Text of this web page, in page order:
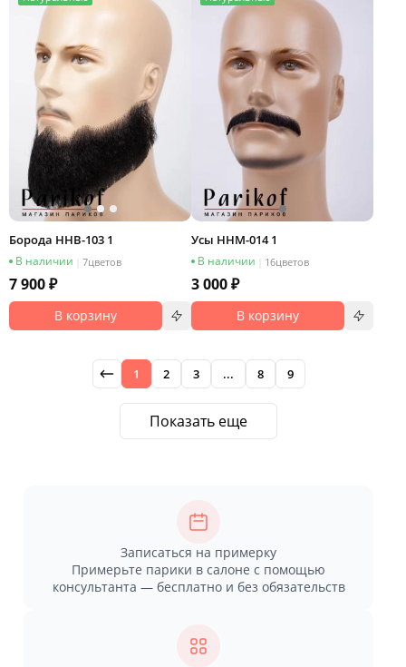
Борода HHB-103 1
В наличии 7цветов
7 900 ₽
В корзину
Усы HHM-014 1
В наличии 16цветов
3 000 ₽
В корзину
1 2 3 ... 8 9
Показать еще
Записаться на примерку
Примерьте парики в салоне с помощью
консультанта — бесплатно и без обязательств